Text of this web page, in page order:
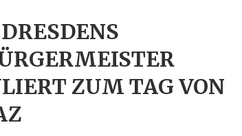
DRESDENS
ZUM TAG VON